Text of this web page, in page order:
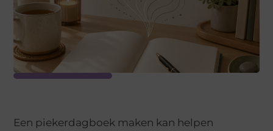
Een piekerdagboek maken kan helpen